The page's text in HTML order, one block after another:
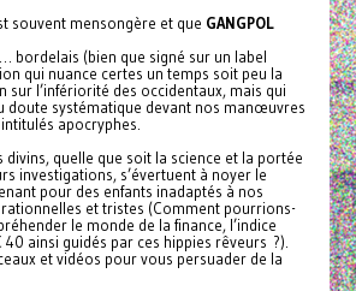
souvent mensongère et que GANGPOL
bordelais (bien que signé sur un label
qui nuance certes un temps soit peu la
sur l’infériorité des occidentaux, mais qui
doute systématique devant nos manœuvres
apocryphes.
divins, quelle que soit la science et la portée
investigations, s’évertuent à noyer le
pour des enfants inadaptés à nos
et tristes (Comment pourrions-
le monde de la finance, l’indice
40 ainsi guidés par ces hippies rêveurs ?).
et vidéos pour vous persuader de la